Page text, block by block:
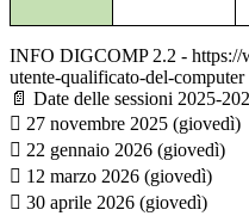
INFO DIGCOMP 2.2 - https://
utente-qualificato-del-computer
📄 Date delle sessioni 2025-
 27 novembre 2025 (giovedì)
 22 gennaio 2026 (giovedì)
 12 marzo 2026 (giovedì)
 30 aprile 2026 (giovedì)